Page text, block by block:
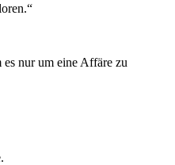
nur um eine Affäre zu